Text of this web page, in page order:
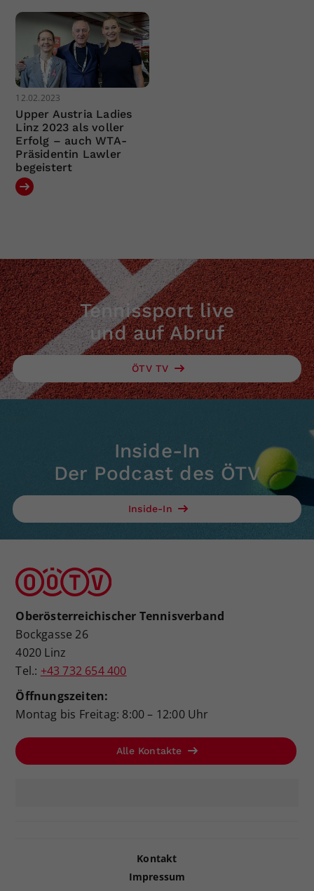
12.02.2023
Upper Austria Ladies
Linz 2023 als voller
Erfolg – auch WTA-
Präsidentin Lawler
begeistert
Tennissport live
und auf Abruf
ÖTV TV
Inside-In
Der Podcast des ÖTV
Inside-In
Oberösterreichischer Tennisverband
Bockgasse 26
4020 Linz
Tel.: +43 732 654 400
Öffnungszeiten:
Montag bis Freitag: 8:00 – 12:00 Uhr
Alle Kontakte
Kontakt
Impressum